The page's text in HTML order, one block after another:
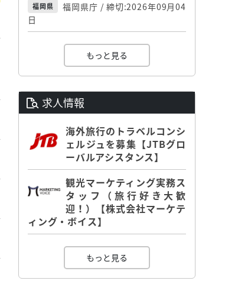
福岡県
福岡県庁 / 締切:2026年09月04
日
もっと見る
求人情報
海外旅行のトラベルコンシ
ェルジュを募集【JTBグロ
ーバルアシスタンス】
観光マーケティング実務ス
タッフ（旅行好き大歓
迎！）【株式会社マーケテ
ィング・ボイス】
もっと見る